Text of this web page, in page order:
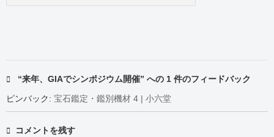
“来年、GIAでシンポジウム開催” への 1 件のフィードバック
ピンバック: 宝石鑑定・鑑別機材 4 | 小六堂
コメントを残す